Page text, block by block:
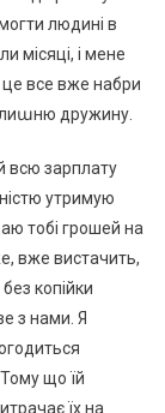
людині в
місяці, і мене
все вже набри
дружину.
всю зарплату
утримую
тобі грошей на
вже вистачить,
копійки
з нами. Я
що їй
їх на